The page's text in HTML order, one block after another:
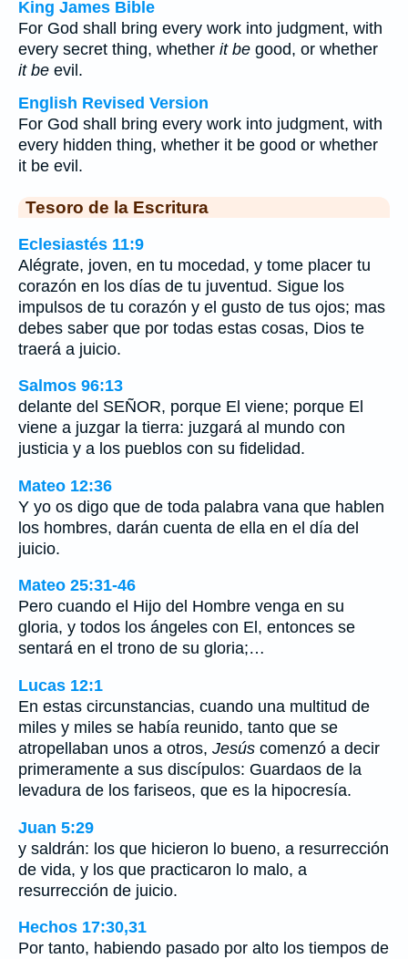
King James Bible
For God shall bring every work into judgment, with
every secret thing, whether it be good, or whether
it be evil.
English Revised Version
For God shall bring every work into judgment, with
every hidden thing, whether it be good or whether
it be evil.
Tesoro de la Escritura
Eclesiastés 11:9
Alégrate, joven, en tu mocedad, y tome placer tu
corazón en los días de tu juventud. Sigue los
impulsos de tu corazón y el gusto de tus ojos; mas
debes saber que por todas estas cosas, Dios te
traerá a juicio.
Salmos 96:13
delante del SEÑOR, porque El viene; porque El
viene a juzgar la tierra: juzgará al mundo con
justicia y a los pueblos con su fidelidad.
Mateo 12:36
Y yo os digo que de toda palabra vana que hablen
los hombres, darán cuenta de ella en el día del
juicio.
Mateo 25:31-46
Pero cuando el Hijo del Hombre venga en su
gloria, y todos los ángeles con El, entonces se
sentará en el trono de su gloria;…
Lucas 12:1
En estas circunstancias, cuando una multitud de
miles y miles se había reunido, tanto que se
atropellaban unos a otros, Jesús comenzó a decir
primeramente a sus discípulos: Guardaos de la
levadura de los fariseos, que es la hipocresía.
Juan 5:29
y saldrán: los que hicieron lo bueno, a resurrección
de vida, y los que practicaron lo malo, a
resurrección de juicio.
Hechos 17:30,31
Por tanto, habiendo pasado por alto los tiempos de